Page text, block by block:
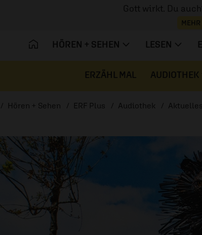
Gott wirkt. Du
HÖREN + SEHEN LESEN
ERZÄHL MAL AUDIOTHEK
Startseite
Hören + Sehen ERF Plus Audiothek